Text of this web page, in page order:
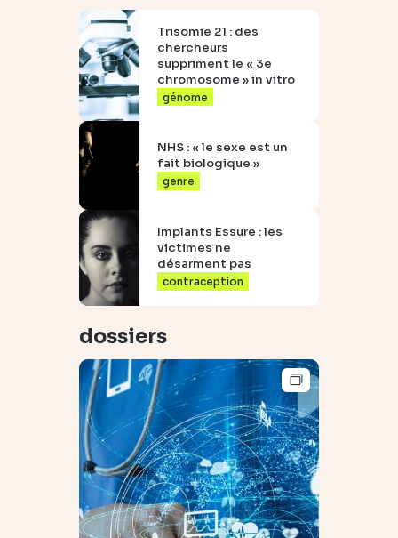
Trisomie 21 : des
chercheurs
suppriment le « 3e
chromosome » in vitro
génome
NHS : « le sexe est un
fait biologique »
genre
Implants Essure : les
victimes ne
désarment pas
contraception
dossiers